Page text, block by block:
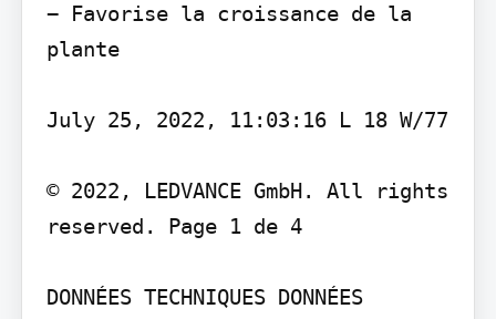
− Favorise la croissance de la
plante
July 25, 2022, 11:03:16 L 18 W/77
© 2022, LEDVANCE GmbH. All rights
reserved. Page 1 de 4
DONNÉES TECHNIQUES DONNÉES